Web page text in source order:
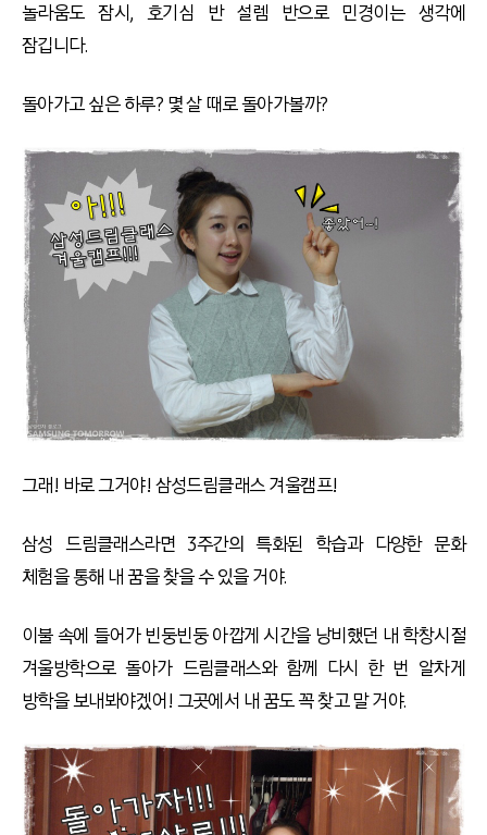
놀라움도 잠시, 호기심 반 설렘 반으로 민경이는 생각에
잠깁니다.
돌아가고 싶은 하루? 몇 살 때로 돌아가볼까?
그래! 바로 그거야! 삼성드림클래스 겨울캠프!
삼성 드림클래스라면 3주간의 특화된 학습과 다양한 문화
체험을 통해 내 꿈을 찾을 수 있을 거야.
이불 속에 들어가 빈둥빈둥 아깝게 시간을 낭비했던 내 학창시절
겨울방학으로 돌아가 드림클래스와 함께 다시 한 번 알차게
방학을 보내봐야겠어! 그곳에서 내 꿈도 꼭 찾고 말 거야.